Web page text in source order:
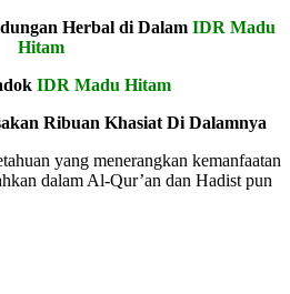
Herbal di Dalam IDR Madu
Hitam
IDR Madu Hitam
Ribuan Khasiat Di Dalamnya
yang menerangkan kemanfaatan
dalam Al-Qur’an dan Hadist pun